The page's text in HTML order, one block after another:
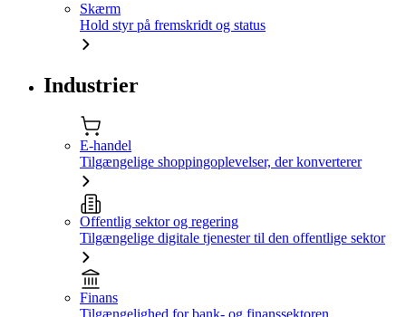
Skærm
Hold styr på fremskridt og status
Industrier
E-handel
Tilgængelige shoppingoplevelser, der konverterer
Offentlig sektor og regering
Tilgængelige digitale tjenester til den offentlige sektor
Finans
Tilgængelighed for bank- og finanssektoren